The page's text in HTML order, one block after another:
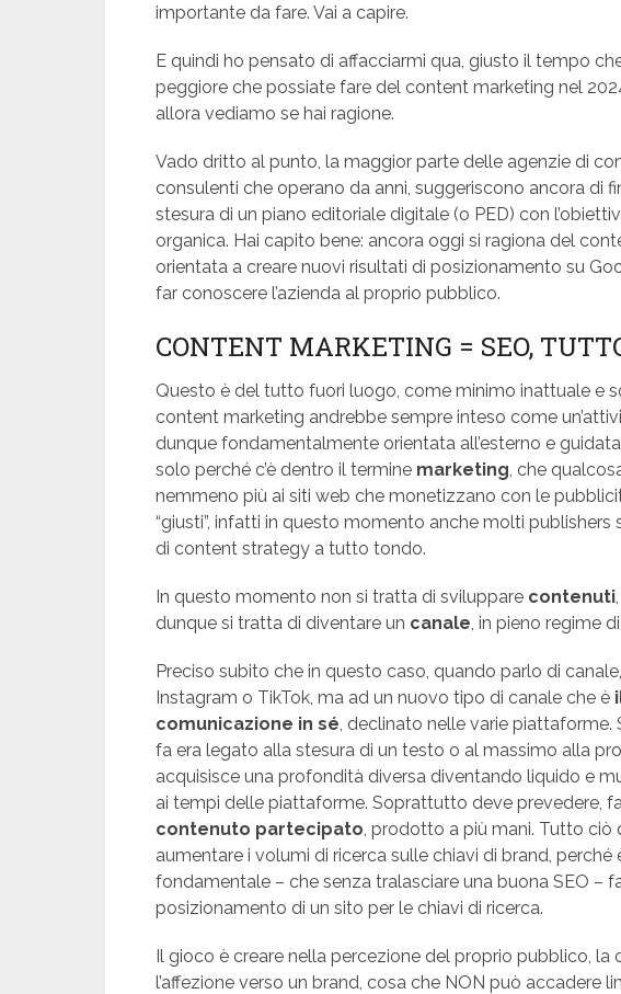
importante da fare. Vai a capire.
E quindi ho pensato di affacciarmi qua, giusto il tempo
peggiore che possiate fare del content marketing nel
allora vediamo se hai ragione.
Vado dritto al punto, la maggior parte delle agenzie di
consulenti che operano da anni, suggeriscono ancora di
stesura di un piano editoriale digitale (o PED) con
organica. Hai capito bene: ancora oggi si ragiona del
orientata a creare nuovi risultati di posizionamento su
far conoscere l’azienda al proprio pubblico.
CONTENT MARKETING = SEO,
Questo è del tutto fuori luogo, come minimo inattuale e
content marketing andrebbe sempre inteso come
dunque fondamentalmente orientata all’esterno e
solo perché c’è dentro il termine marketing , che
nemmeno più ai siti web che monetizzano con le
“giusti”, infatti in questo momento anche molti
di content strategy a tutto tondo.
In questo momento non si tratta di sviluppare contenuti
dunque si tratta di diventare un canale , in pieno regime di
Preciso subito che in questo caso, quando parlo di
Instagram o TikTok, ma ad un nuovo tipo di canale che è
comunicazione in sé , declinato nelle varie
fa era legato alla stesura di un testo o al massimo alla
acquisisce una profondità diversa diventando liquido e
ai tempi delle piattaforme. Soprattutto deve prevedere,
contenuto partecipato , prodotto a più mani. Tutto
aumentare i volumi di ricerca sulle chiavi di brand,
fondamentale – che senza tralasciare una buona SEO –
posizionamento di un sito per le chiavi di ricerca.
Il gioco è creare nella percezione del proprio pubblico, la
l’affezione verso un brand, cosa che NON può accadere